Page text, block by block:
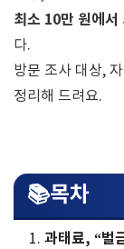
최소 10만 원에서
다.
방문 조사 대상,
정리해 드려요.
📚목차
과태료, “벌